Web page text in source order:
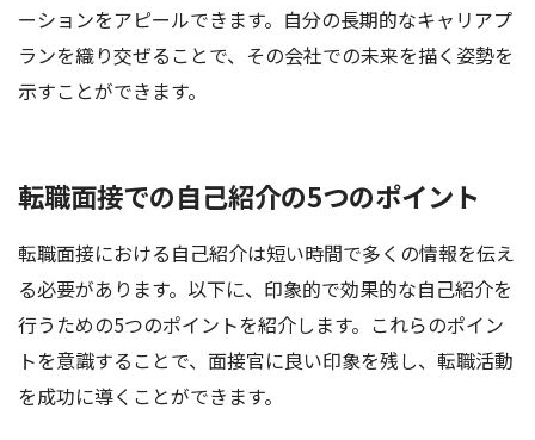
ーションをアピールできます。自分の長期的なキャリアプ
ランを織り交ぜることで、その会社での未来を描く姿勢を
示すことができます。
転職面接での自己紹介の5つのポイント
転職面接における自己紹介は短い時間で多くの情報を伝え
る必要があります。以下に、印象的で効果的な自己紹介を
行うための5つのポイントを紹介します。これらのポイン
トを意識することで、面接官に良い印象を残し、転職活動
を成功に導くことができます。